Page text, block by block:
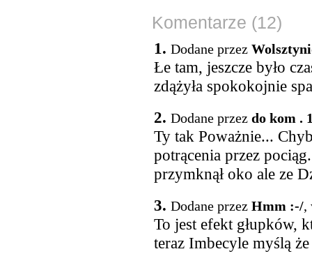
Komentarze (12)
1. Dodane przez
Łe tam, jeszcze było
zdążyła spokokojnie
2. Dodane przez do kom .
Ty tak Poważnie...
potrącenia przez
przymknął oko ale ze
3. Dodane przez Hmm :-/,
To jest efekt głupków,
teraz Imbecyle myślą